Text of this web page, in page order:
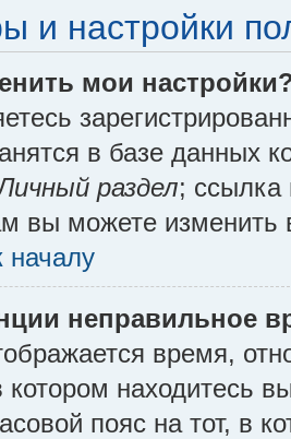
и настройки
мои
в базе данных
раздел; ссылка
вы можете изменить
началу
неправильное
время,
котором находитесь
пояс на тот, в